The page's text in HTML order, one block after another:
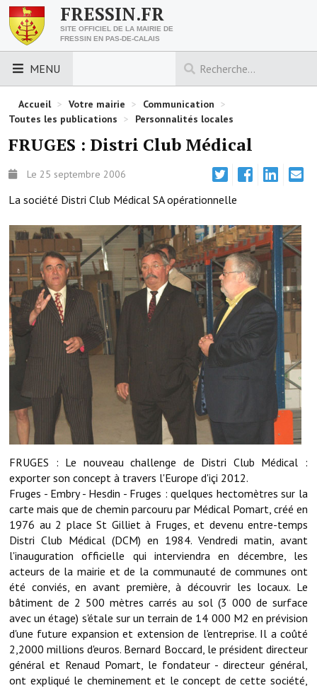
FRESSIN.FR
SITE OFFICIEL DE LA MAIRIE DE
FRESSIN EN PAS-DE-CALAIS
MENU
LES ESSENTIELS
Découvrez Fressin
Urbanisme
Nous contacter
Horaires de la mairie
Les foulées fressinoises
ACCÈS RAPIDE
Démarches administratives
Projets et travaux en cours
Fêtes et manifestations
Numéros d'urgence
Terrains et maisons à vendre
VOTRE MAIRIE
Elus et agents
L'équipe municipale
Le personnel municipal
Les moyens financiers
Note de synthèse financière
Rapport d'orientation budgétaire
Accueil > Votre mairie > Communication >
Toutes les publications > Personnalités locales
FRUGES : Distri Club Médical
Le 25 septembre 2006
La société Distri Club Médical SA opérationnelle
FRUGES : Le nouveau challenge de Distri Club Médical :
exporter son concept à travers l'Europe d'içi 2012.
Fruges - Embry - Hesdin - Fruges : quelques hectomètres sur la
carte mais que de chemin parcouru par Médical Pomart, créé en
1976 au 2 place St Gilliet à Fruges, et devenu entre-temps
Distri Club Médical (DCM) en 1984. Vendredi matin, avant
l'inauguration officielle qui interviendra en décembre, les
acteurs de la mairie et de la communauté de communes ont
été conviés, en avant première, à découvrir les locaux. Le
bâtiment de 2 500 mètres carrés au sol (3 000 de surface
avec un étage) s'étale sur un terrain de 14 000 M2 en prévision
d'une future expansion et extension de l'entreprise. Il a coûté
2,2000 millions d'euros. Bernard Boccard, le président directeur
général et Renaud Pomart, le fondateur - directeur général,
ont expliqué le cheminement et le concept de cette société,